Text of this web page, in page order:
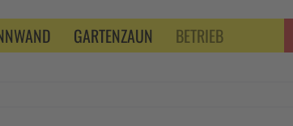
GARTENZAUN BETRIEB